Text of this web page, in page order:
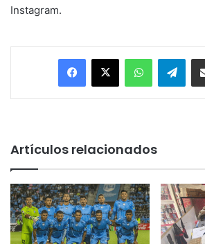
Instagram.
Facebook
X WhatsApp
Artículos relacionados